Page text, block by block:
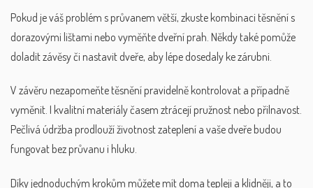
Pokud je váš problém s průvanem větší, zkuste kombinaci těsnění s
dorazovými lištami nebo vyměňte dveřní prah. Někdy také pomůže
doladit závěsy či nastavit dveře, aby lépe dosedaly ke zárubni.
V závěru nezapomeňte těsnění pravidelně kontrolovat a případně
vyměnit. I kvalitní materiály časem ztrácejí pružnost nebo přilnavost.
Pečlivá údržba prodlouží životnost zateplení a vaše dveře budou
fungovat bez průvanu i hluku.
Díky jednoduchým krokům můžete mít doma tepleji a klidněji, a to